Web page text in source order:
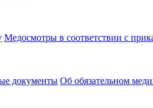
Медосмотры в соответствии с
документы Об обязательном